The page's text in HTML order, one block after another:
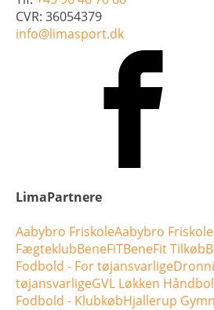
CVR: 36054379
info@limasport.dk
LimaPartnere
Aabybro FriskoleAabybro
FægteklubBeneFiTBeneFit Tilkøb
Fodbold - For tøjansvarlige
tøjansvarligeGVL Løkken
Fodbold - KlubkøbHjallerup